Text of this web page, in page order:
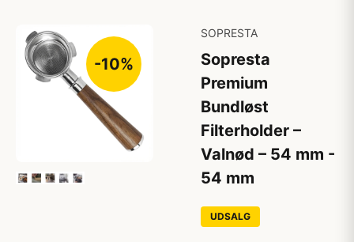
-10%
SOPRESTA
Sopresta
Premium
Bundløst
Filterholder –
Valnød – 54 mm -
54 mm
UDSALG